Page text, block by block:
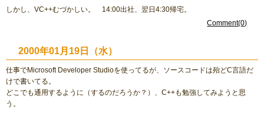
しかし、VC++むづかしい。 14:00出社、翌日4:30帰宅。
Comment(0)
2000年01月19日（水）
仕事でMicrosoft Developer Studioを使ってるが、ソースコードは殆どC言語だ
けで書いてる。
どこでも通用するように（するのだろうか？）、C++も勉強してみようと思
う。